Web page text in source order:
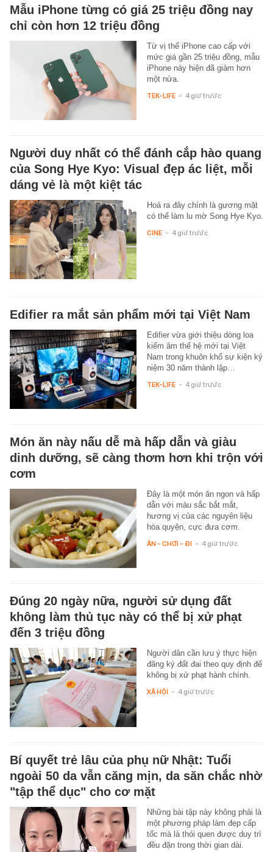
Mẫu iPhone từng có giá 25 triệu đồng nay
chỉ còn hơn 12 triệu đồng
Từ vị thế iPhone cao cấp với
mức giá gần 25 triệu đồng, mẫu
iPhone này hiện đã giảm hơn
một nửa.
TEK-LIFE - 4 giờ trước
Người duy nhất có thể đánh cắp hào quang
của Song Hye Kyo: Visual đẹp ác liệt, mỗi
dáng vẻ là một kiệt tác
Hoá ra đây chính là gương mặt
có thể làm lu mờ Song Hye Kyo.
CINE - 4 giờ trước
Edifier ra mắt sản phẩm mới tại Việt Nam
Edifier vừa giới thiệu dòng loa
kiểm âm thế hệ mới tại Việt
Nam trong khuôn khổ sự kiện kỷ
niệm 30 năm thành lập…
TEK-LIFE - 4 giờ trước
Món ăn này nấu dễ mà hấp dẫn và giàu
dinh dưỡng, sẽ càng thơm hơn khi trộn với
cơm
Đây là một món ăn ngon và hấp
dẫn với màu sắc bắt mắt,
hương vị của các nguyên liệu
hòa quyện, cực đưa cơm.
ĂN - CHƠI - ĐI - 4 giờ trước
Đúng 20 ngày nữa, người sử dụng đất
không làm thủ tục này có thể bị xử phạt
đến 3 triệu đồng
Người dân cần lưu ý thực hiện
đăng ký đất đai theo quy định để
không bị xử phạt hành chính.
XÃ HỘI - 4 giờ trước
Bí quyết trẻ lâu của phụ nữ Nhật: Tuổi
ngoài 50 da vẫn căng mịn, da săn chắc nhờ
"tập thể dục" cho cơ mặt
Những bài tập này không phải là
một phương pháp làm đẹp cấp
tốc mà là thói quen được duy trì
đều đặn trong thời gian dài.